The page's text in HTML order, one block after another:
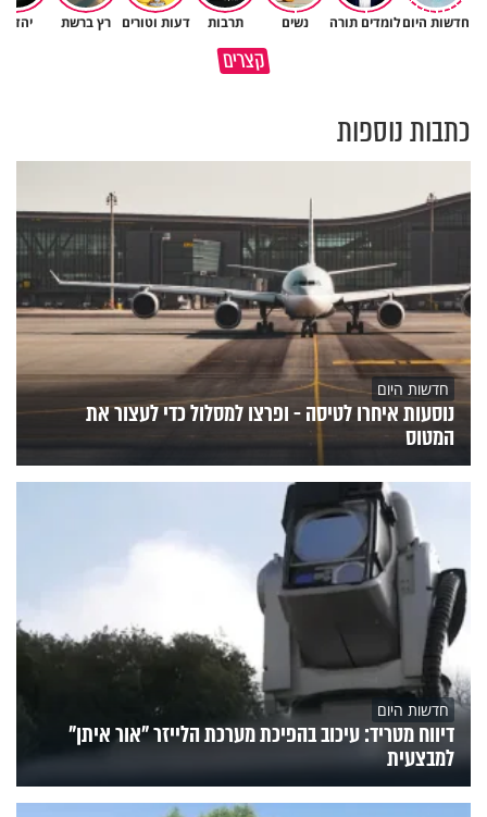
חדשות היוםלומדים תורה נשים תרבות דעות וטורים רץ ברשת יהדות
קצריםברכה או קללה? הכל בידים שלנו
איך לשלוט בסיטואציה בצורה
כתבות נוספות
חדשות היום
נוסעות איחרו לטיסה - ופרצו למסלול כדי לעצור את
המטוס
חדשות היום
דיווח מטריד: עיכוב בהפיכת מערכת הלייזר "אור איתן"
למבצעית